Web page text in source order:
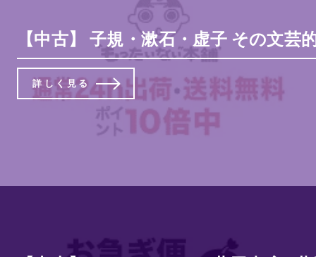
【中古】 子規・漱石・虚子 その文
詳しく見る